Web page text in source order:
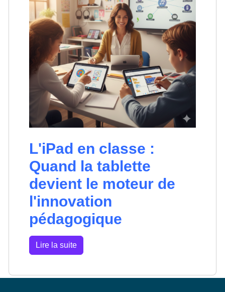
L'iPad en classe :
Quand la tablette
devient le moteur de
l'innovation
pédagogique
Lire la suite